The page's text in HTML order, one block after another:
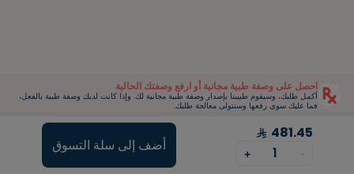
احصل على وصفة طبية مجانية أو ارفع وصفتك الحالية
أكمل طلبك، وسيقوم طبيبنا بإصدار وصفة طبية مجانية لك. وإذا كانت لديك وصفة طبية بالفعل،
فما عليك سوى رفعها وسنتولى معالجة طلبك.
481.45
1
+ أضف إلى سلة التسوق